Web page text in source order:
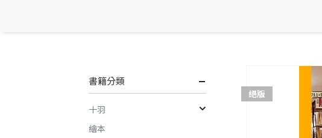
絕版
書籍分類
十羽
繪本